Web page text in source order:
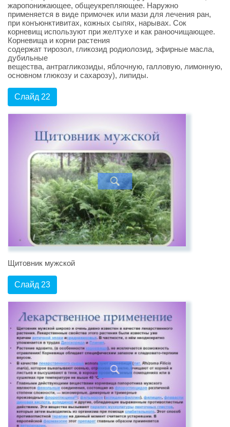
жаропонижающее, общеукрепляющее. Наружно
применяется в виде примочек или мази для лечения ран,
при конъюнктивитах, кожных сыпях, нарывах. Сок
корневищ используют при желтухе и как раноочищающее.
Корневища и корни растения
содержат тирозол, гликозид родиолозид, эфирные масла,
дубильные
вещества, антрагликозиды, яблочную, галловую, лимонную,
основном глюкозу и сахарозу), липиды.
Слайд 22
Щитовник мужской
Слайд 23